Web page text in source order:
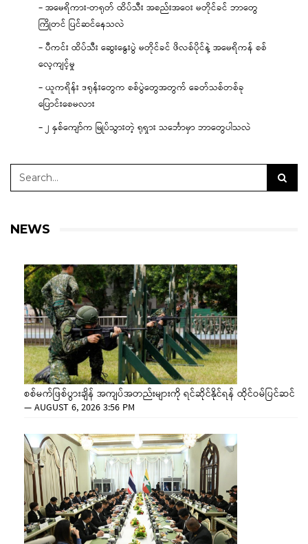
– အမေရိကား-တရုတ် ထိပ်သီး အစည်းအဝေး မတိုင်ခင် ဘာတွေ
ကြိုတင် ပြင်ဆင်နေသလဲ
– ပီကင်း ထိပ်သီး ဆွေးနွေးပွဲ မတိုင်ခင် ဖိလစ်ပိုင်နဲ့ အမေရိကန် စစ်
လေ့ကျင့်မှု
– ယူကရိန်း ဒရုန်းတွေက စစ်ပွဲတွေအတွက် ခေတ်သစ်တစ်ခု
ပြောင်းစေမလား
– ၂ နှစ်ကျော်က မြုပ်သွားတဲ့ ရုရှား သင်္ဘောမှာ ဘာတွေပါသလဲ
NEWS
စစ်မက်ဖြစ်ပွားချိန် အကျပ်အတည်းများကို ရင်ဆိုင်နိုင်ရန် ထိုင်ဝမ်ပြင်ဆင်
—AUGUST 6, 2026 3:56 PM